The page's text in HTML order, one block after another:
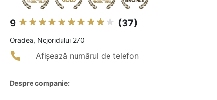
9 (37)
Oradea, Nojoridului 270
Afișează numărul de telefon
Despre companie: